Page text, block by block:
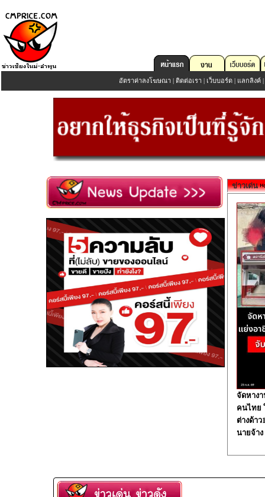
อัตราค่าลงโฆษณา | ติดต่อเรา | เว็บบอร์ด | แลกลิงค์ |
ข่าวเด่น
จัดหาง
คนไทย
ต่างด้า
นายจ้าง